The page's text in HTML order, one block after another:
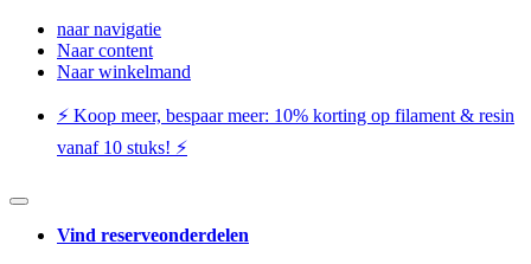
naar navigatie
Naar content
Naar winkelmand
⚡️ Koop meer, bespaar meer: ​​10% korting op filament & resin
vanaf 10 stuks! ⚡️
Vind reserveonderdelen